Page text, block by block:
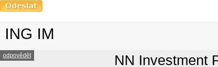
ING IM
odpovědět NN Investment